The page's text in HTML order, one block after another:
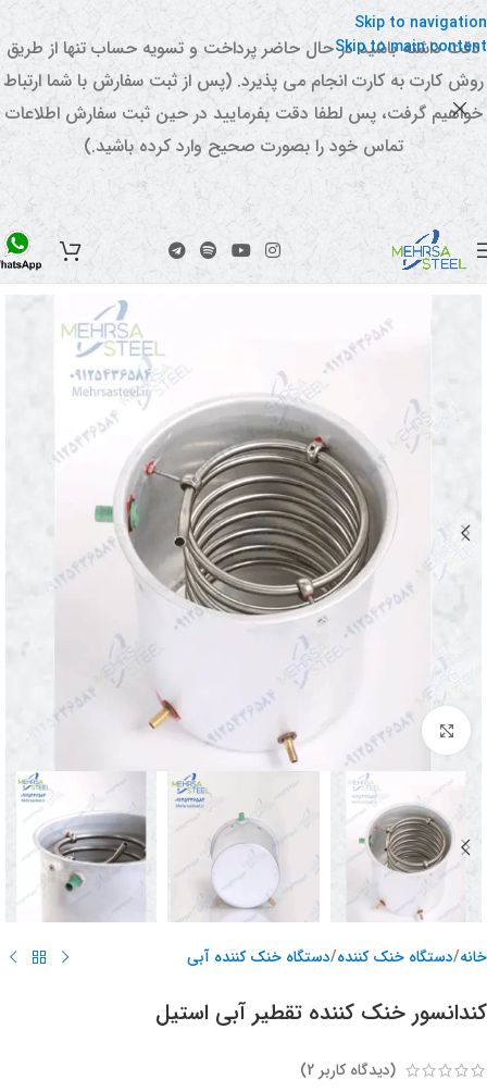
Skip to navigation
Skip to main content
دقت داشته باشید در حال حاضر پرداخت و تسویه حساب تنها از طریق
روش کارت به کارت انجام می پذیرد. (پس از ثبت سفارش با شما ارتباط
خواهیم گرفت، پس لطفا دقت بفرمایید در حین ثبت سفارش اطلاعات
تماس خود را بصورت صحیح وارد کرده باشید.)
برای بزرگنمایی کلیک کنید
خانه/دستگاه خنک کننده/دستگاه خنک کننده آبی
کندانسور خنک کننده تقطیر آبی استیل
(دیدگاه کاربر 2
)